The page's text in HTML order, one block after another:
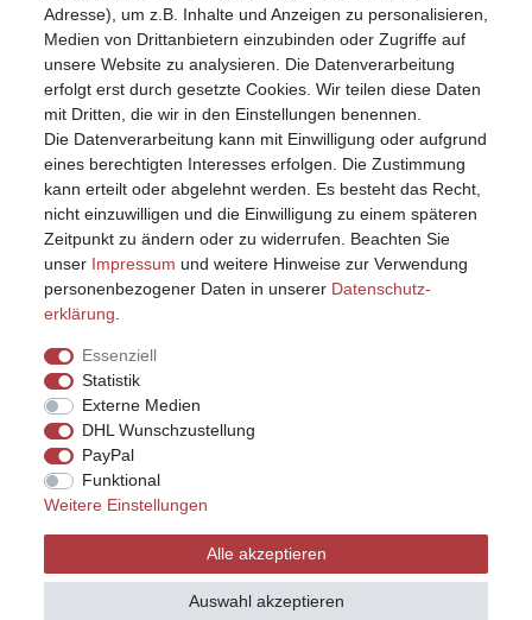
Anmelden (Login)
Warenkorb
Adresse), um z.B. Inhalte und Anzeigen zu personalisieren,
Medien von Drittanbietern einzubinden oder Zugriffe auf
unsere Website zu analysieren. Die Datenverarbeitung
erfolgt erst durch gesetzte Cookies. Wir teilen diese Daten
mit Dritten, die wir in den Einstellungen benennen.
Die Datenverarbeitung kann mit Einwilligung oder aufgrund
eines berechtigten Interesses erfolgen. Die Zustimmung
kann erteilt oder abgelehnt werden. Es besteht das Recht,
nicht einzuwilligen und die Einwilligung zu einem späteren
Zeitpunkt zu ändern oder zu widerrufen. Beachten Sie
unser Impressum und weitere Hinweise zur Verwendung
personenbezogener Daten in unserer Daten­schutz­
erklärung
Essenziell
Statistik
Externe Medien
DHL Wunschzustellung
PayPal
Funktional
Weitere Einstellungen
Alle akzeptieren
Auswahl akzeptieren
Vertrag widerrufen